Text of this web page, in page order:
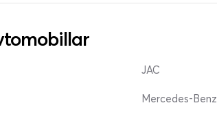
JAC
Mercedes-Benz